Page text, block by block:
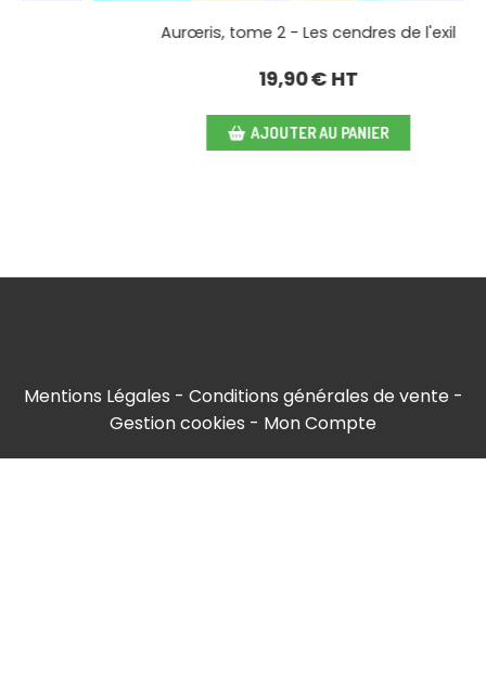
tome 2 - Les cendres de l'exil
Mentions Légales
Conditions générales de vente
Gestion cookies
Mon Compte